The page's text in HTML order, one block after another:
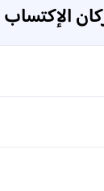
الإكتساب